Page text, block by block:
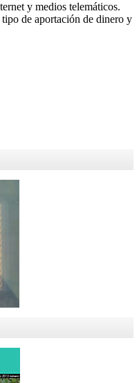
y medios telemáticos.
tipo de aportación de dinero y